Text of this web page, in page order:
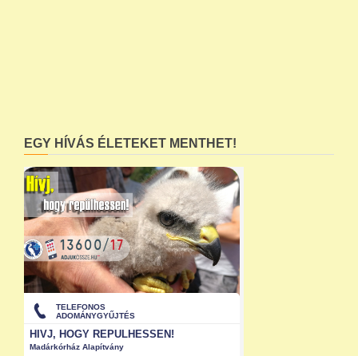
EGY HÍVÁS ÉLETEKET MENTHET!